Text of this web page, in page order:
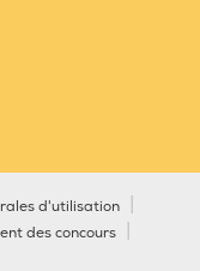
d'utilisation
des concours